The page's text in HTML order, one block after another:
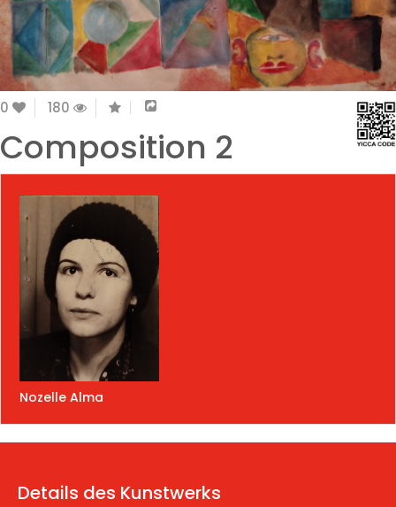
0 180
Composition 2
Nozelle Alma
Details des Kunstwerks